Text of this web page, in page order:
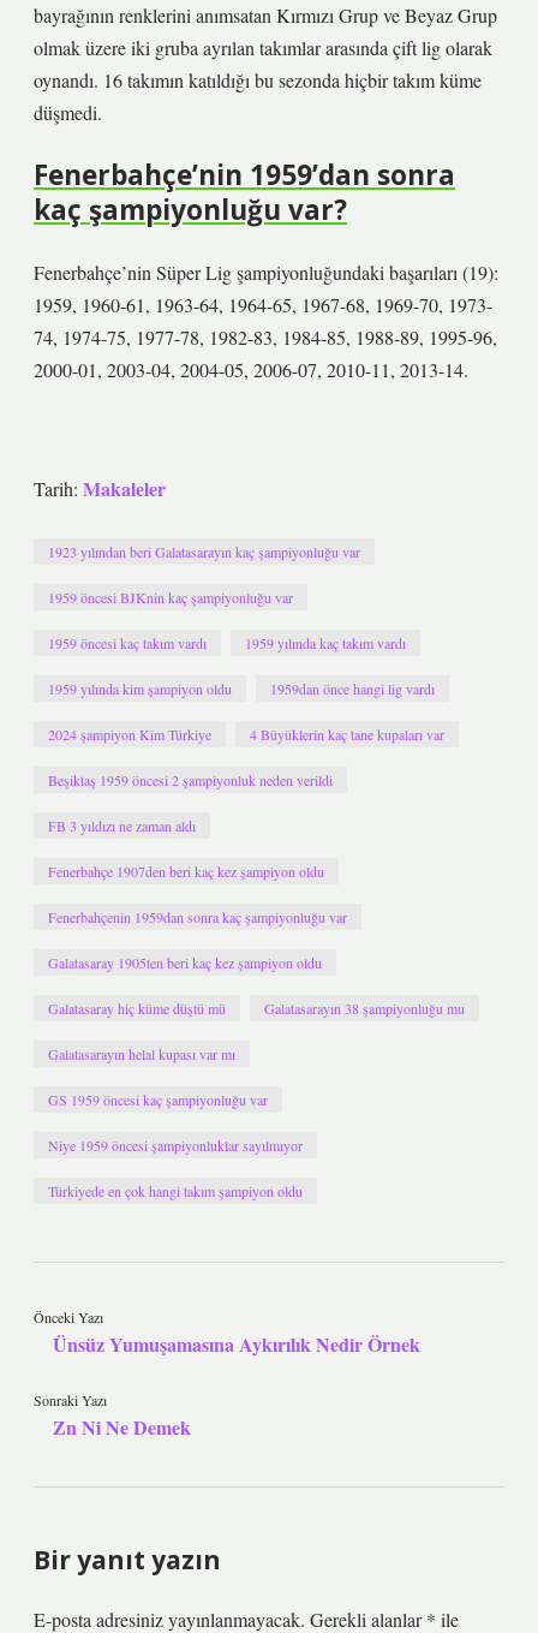
bayrağının renklerini anımsatan Kırmızı Grup ve Beyaz Grup
olmak üzere iki gruba ayrılan takımlar arasında çift lig olarak
oynandı. 16 takımın katıldığı bu sezonda hiçbir takım küme
düşmedi.
Fenerbahçe’nin 1959’dan sonra
kaç şampiyonluğu var?
Fenerbahçe’nin Süper Lig şampiyonluğundaki başarıları (19):
1959, 1960-61, 1963-64, 1964-65, 1967-68, 1969-70, 1973-
74, 1974-75, 1977-78, 1982-83, 1984-85, 1988-89, 1995-96,
2000-01, 2003-04, 2004-05, 2006-07, 2010-11, 2013-14.
Tarih: Makaleler
1923 yılından beri Galatasarayın kaç şampiyonluğu var
1959 öncesi BJKnin kaç şampiyonluğu var
1959 öncesi kaç takım vardı 1959 yılında kaç takım vardı
1959 yılında kim şampiyon oldu 1959dan önce hangi lig vardı
2024 şampiyon Kim Türkiye 4 Büyüklerin kaç tane kupaları var
Beşiktaş 1959 öncesi 2 şampiyonluk neden verildi
FB 3 yıldızı ne zaman aldı
Fenerbahçe 1907den beri kaç kez şampiyon oldu
Fenerbahçenin 1959dan sonra kaç şampiyonluğu var
Galatasaray 1905ten beri kaç kez şampiyon oldu
Galatasaray hiç küme düştü mü Galatasarayın 38 şampiyonluğu mu
Galatasarayın helal kupası var mı
GS 1959 öncesi kaç şampiyonluğu var
Niye 1959 öncesi şampiyonluklar sayılmıyor
Türkiyede en çok hangi takım şampiyon oldu
Önceki Yazı
Ünsüz Yumuşamasına Aykırılık Nedir Örnek
Sonraki Yazı
Zn Ni Ne Demek
Bir yanıt yazın
E-posta adresiniz yayınlanmayacak. Gerekli alanlar* ile